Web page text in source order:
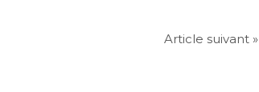
Article suivant »